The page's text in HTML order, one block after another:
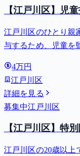
【江戸川区】児
江戸川区のひとり親
与するため、児童を
4万円
江戸川区
詳細を見る
募集中江戸川区
【江戸川区】特
江戸川区の20歳以上